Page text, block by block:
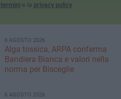
termini e la privacy policy
6 AGOSTO 2026
Alga tossica, ARPA conferma
Bandiera Bianca e valori nella
norma per Bisceglie
6 AGOSTO 2026